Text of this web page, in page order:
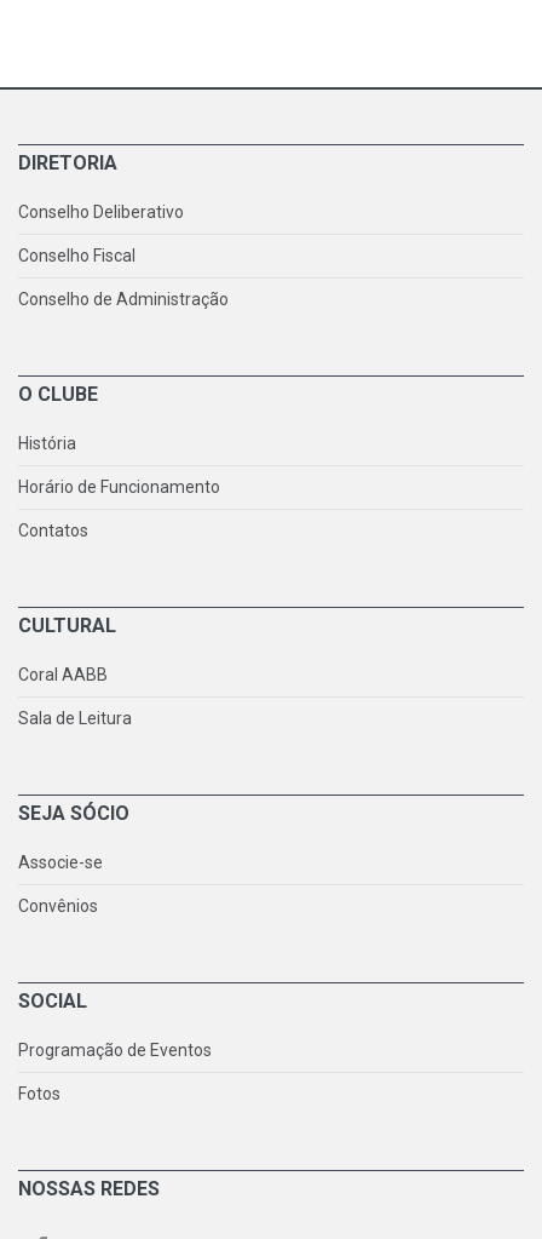
DIRETORIA
Conselho Deliberativo
Conselho Fiscal
Conselho de Administração
O CLUBE
História
Horário de Funcionamento
Contatos
CULTURAL
Coral AABB
Sala de Leitura
SEJA SÓCIO
Associe-se
Convênios
SOCIAL
Programação de Eventos
Fotos
NOSSAS REDES